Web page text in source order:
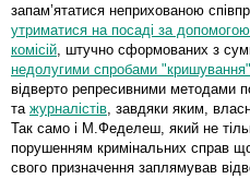
запам’ятатися неприхованою
утриматися на посаді за
комісій , штучно сформованих з
недолугими спробами "кришування"
відверто репресивними методами
та журналістів , завдяки яким,
Так само і М.Феделеш, який не
порушенням кримінальних справ
свого призначення заплямував